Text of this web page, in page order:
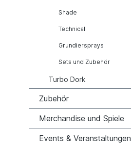
Shade
Technical
Grundiersprays
Sets und Zubehör
Turbo Dork
Zubehör
Merchandise und Spiele
Events & Veranstaltungen